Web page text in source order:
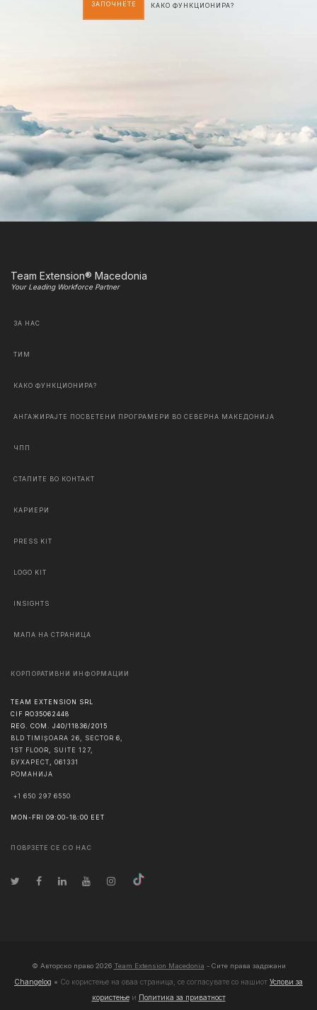
ЗАПОЧНЕТЕ КАКО ФУНКЦИОНИРА?
Team Extension® Macedonia
Your Leading Workforce Partner
ЗА НАС
ТИМ
КАКО ФУНКЦИОНИРА?
АНГАЖИРАЈТЕ ПОСВЕТЕНИ ПРОГРАМЕРИ ВО СЕВЕРНА МАКЕДОНИЈА
ЧПП
СТАПИТЕ ВО КОНТАКТ
КАРИЕРИ
PRESS KIT
LOGO KIT
INSIGHTS
МАПА НА СТРАНИЦА
КОРПОРАТИВНИ ИНФОРМАЦИИ
TEAM EXTENSION SRL
CIF RO35062448
REG. COM. J40/11836/2015
BLD TIMIȘOARA 26, SECTOR 6,
1ST FLOOR, SUITE 127,
БУХАРЕСТ
061331
РОМАНИЈА
+1 650 297 6550
MON-FRI 09:00-18:00 EET
ПОВРЗЕТЕ СЕ СО НАС
© Авторско право 2026 Team Extension Macedonia - Сите права задржани
Changelog ● Со користење на оваа страница, се согласувате со нашиот Услови за
користењеи Политика за приватност